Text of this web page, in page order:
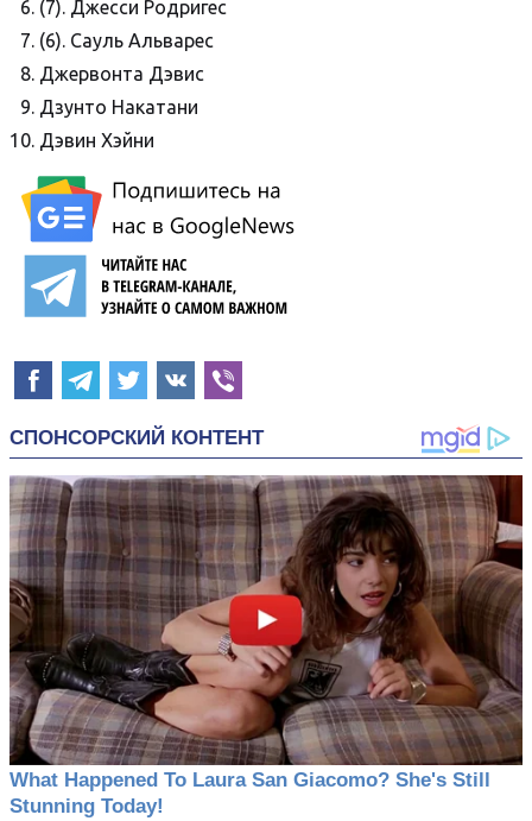
(7). Джесси Родригес
(6). Сауль Альварес
Джервонта Дэвис
Дзунто Накатани
Дэвин Хэйни